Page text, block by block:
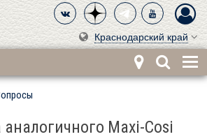
Краснодарский край
Maxi-Cosi